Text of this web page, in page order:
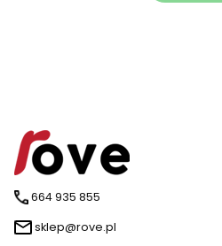
664 935 855
sklep@rove.pl